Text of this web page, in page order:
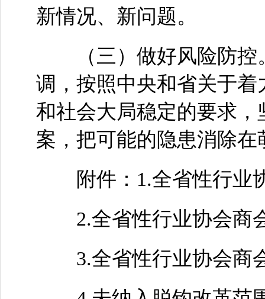
新情况、新问题。
（三）做好风险防控
调，按照中央和省关于
和社会大局稳定的要求
案，把可能的隐患消除
附件：1.全省性行业
2.全省性行业协会商
3.全省性行业协会商